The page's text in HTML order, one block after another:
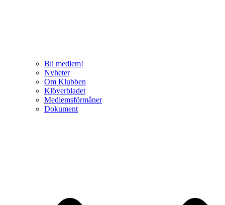
Bli medlem!
Nyheter
Om Klubben
Klöverbladet
Medlemsförmåner
Dokument